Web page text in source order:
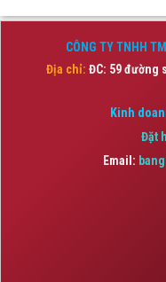
CÔNG TY TNHH
Địa chỉ: ĐC: 59 đường
Kinh
Đặt
Email: